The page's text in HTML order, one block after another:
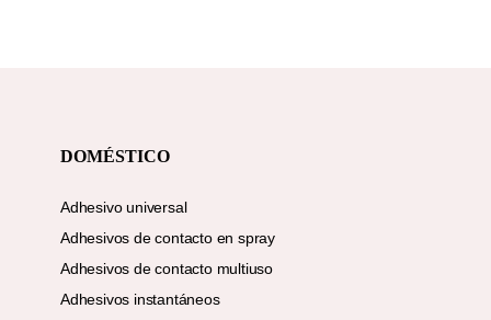
DOMÉSTICO
Adhesivo universal
Adhesivos de contacto en spray
Adhesivos de contacto multiuso
Adhesivos instantáneos